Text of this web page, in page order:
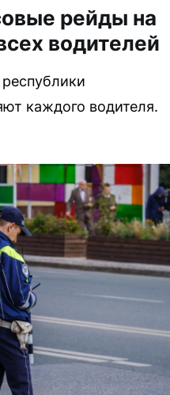
рейды на
водителей
каждого водителя.